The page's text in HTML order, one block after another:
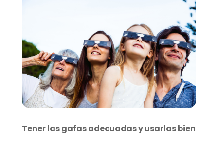
Tener las gafas adecuadas y usarlas bien